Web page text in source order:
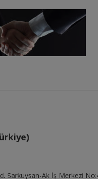
Sarkuysan-Ak İş Merkezi